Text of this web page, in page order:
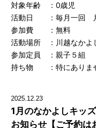
対象年齢 ：0歳児
活動日 ：毎月一回
参加費 ：無料
活動場所 ：川越なかよ
参加定員 ：親子５組
持ち物 ：特にありま
2025.12.23
1月のなかよしキッ
お知らせ【ご予約は